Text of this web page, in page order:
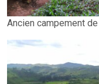
Ancien campement